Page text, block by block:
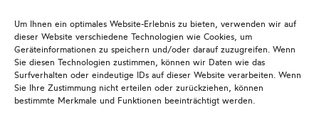
Um Ihnen ein optimales Website-Erlebnis zu bieten, verwenden wir auf
dieser Website verschiedene Technologien wie Cookies, um
Geräteinformationen zu speichern und/oder darauf zuzugreifen. Wenn
Sie diesen Technologien zustimmen, können wir Daten wie das
Surfverhalten oder eindeutige IDs auf dieser Website verarbeiten. Wenn
Sie Ihre Zustimmung nicht erteilen oder zurückziehen, können
bestimmte Merkmale und Funktionen beeinträchtigt werden.
Felix Mühleck Immobilien